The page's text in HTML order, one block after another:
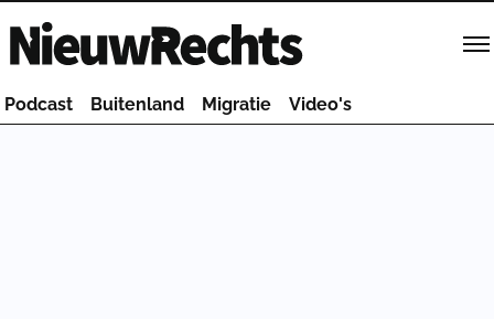
Homepage van NieuwRechts
Podcast Buitenland Migratie Video's